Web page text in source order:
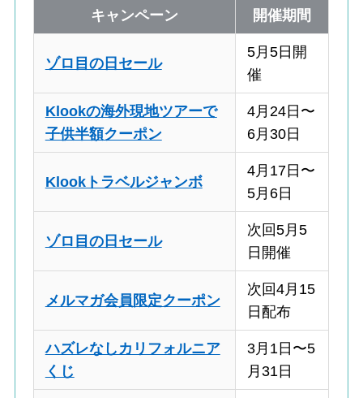
キャンペーン 開催期間
ゾロ目の日セール
5月5日開
催
Klookの海外現地ツアーで
子供半額クーポン
4月24日〜
6月30日
Klookトラベルジャンボ
4月17日〜
5月6日
ゾロ目の日セール
次回5月5
日開催
メルマガ会員限定クーポン
次回4月15
日配布
ハズレなしカリフォルニア
くじ
3月1日〜5
月31日